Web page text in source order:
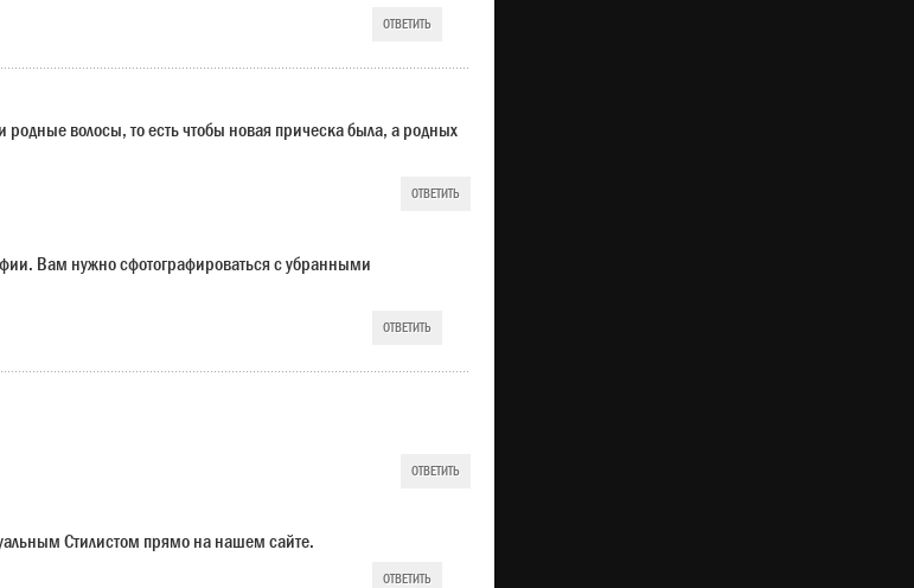
ОТВЕТИТЬ
родные волосы, то есть чтобы новая прическа была, а родных
ОТВЕТИТЬ
Вам нужно сфотографироваться с убранными
ОТВЕТИТЬ
ОТВЕТИТЬ
Стилистом прямо на нашем сайте.
ОТВЕТИТЬ